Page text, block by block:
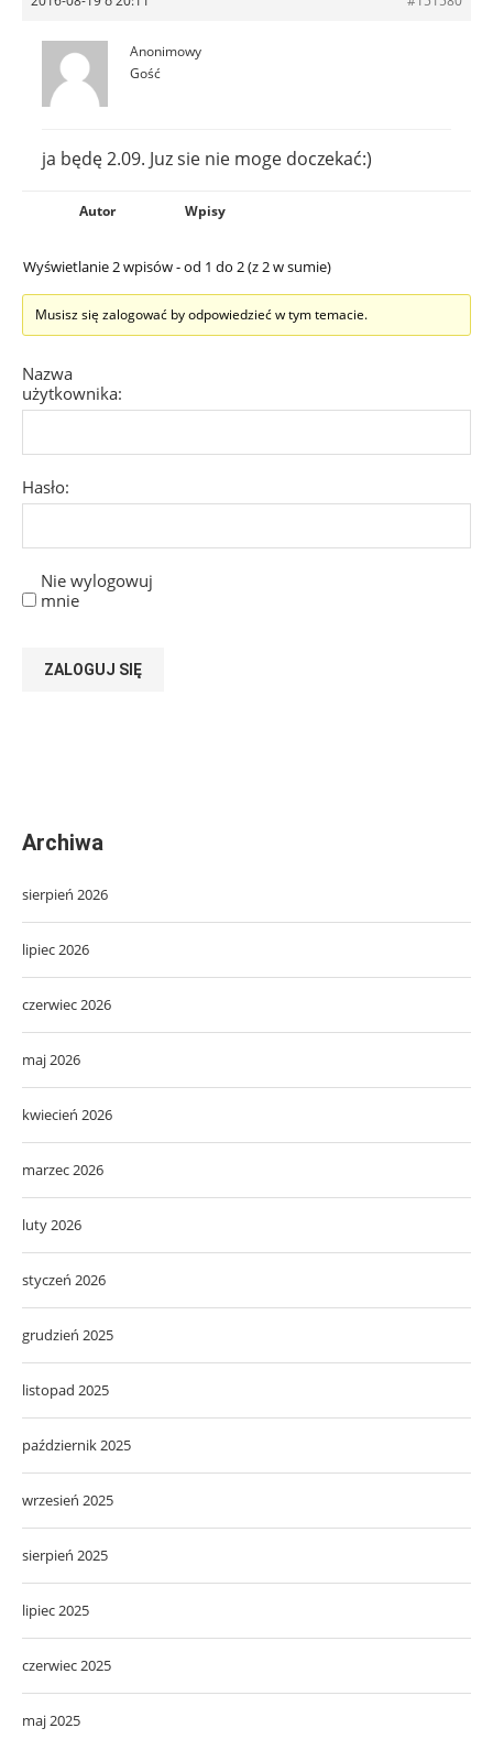
Anonimowy
Gość
ja będę 2.09. Juz sie nie moge doczekać:)
Autor Wpisy
Wyświetlanie 2 wpisów - od 1 do 2 (z 2 w sumie)
Musisz się zalogować by odpowiedzieć w tym temacie.
Nazwa
użytkownika:
Hasło:
Nie wylogowuj
mnie
ZALOGUJ SIĘ
Archiwa
sierpień 2026
lipiec 2026
czerwiec 2026
maj 2026
kwiecień 2026
marzec 2026
luty 2026
styczeń 2026
grudzień 2025
listopad 2025
październik 2025
wrzesień 2025
sierpień 2025
lipiec 2025
czerwiec 2025
maj 2025